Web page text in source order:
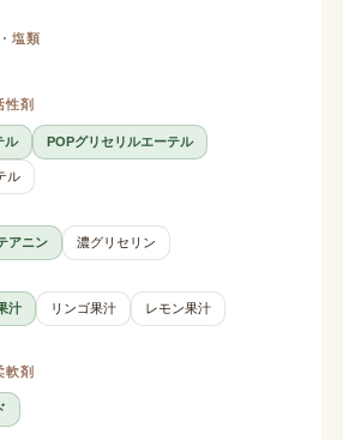
塩類
性剤
ル POPグリセリルエーテル
ル
アニン
濃グリセリン
汁 リンゴ果汁 レモン果汁
軟剤